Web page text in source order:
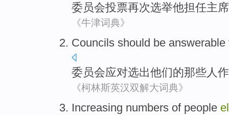
委员会投票再次选举他担任主席
《牛津词典》
Councils should be answerable
委员会应对选出他们的那些人
《柯林斯英汉双解大词典》
Increasing numbers of people